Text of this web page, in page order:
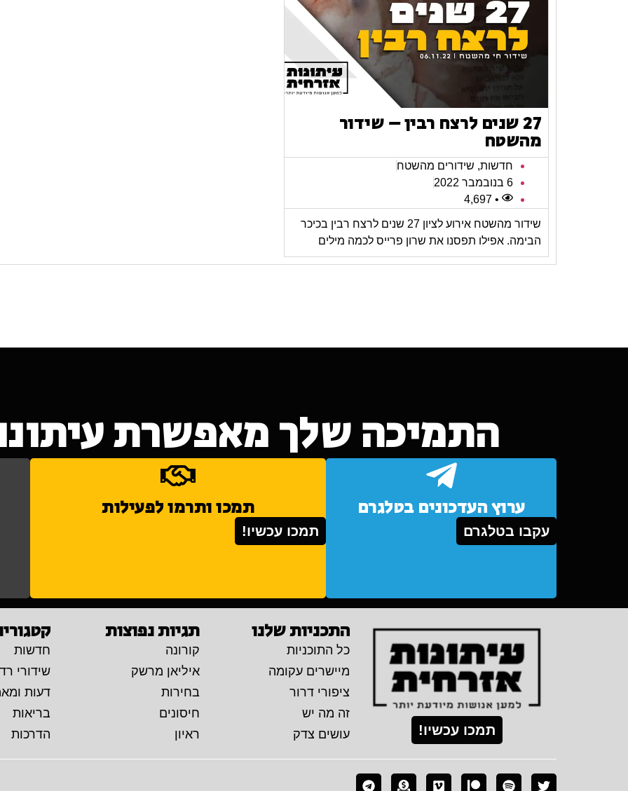
27 שנים לרצח רבין – שידור
מהשטח
חדשות, שידורים מהשטח
6 בנובמבר 2022
• 4,697
שידור מהשטח אירוע לציון 27 שנים לרצח רבין בכיכר
הבימה. אפילו תפסנו את שרון פרייס לכמה מילים
התמיכה שלך מאפשרת
ערוץ העדכונים בטלגרם
עקבו בטלגרם
תמכו ותרמו לפעילות
תמכו עכשיו!
תמכו עכשיו!
התכניות שלנו
כל התוכניות
מיישרים עקומה
ציפורי דרור
זה מה יש
עושים צדק
תגיות נפוצות
קורונה
איליאן מרשק
בחירות
חיסונים
ראיון
חדשות
שידורי
דעות
בריאות
הדרכות